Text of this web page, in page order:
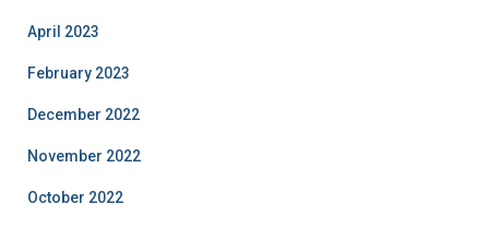
April 2023
February 2023
December 2022
November 2022
October 2022